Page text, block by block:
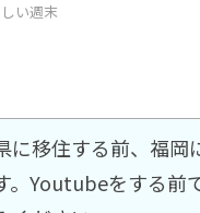
い週末
に移住する前、福
。Youtubeをする前